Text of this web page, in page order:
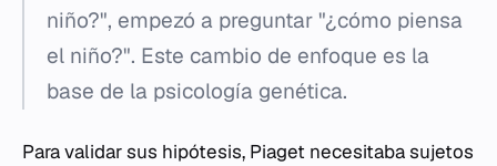
niño?", empezó a preguntar "¿cómo piensa
el niño?". Este cambio de enfoque es la
base de la psicología genética.
Para validar sus hipótesis, Piaget necesitaba sujetos